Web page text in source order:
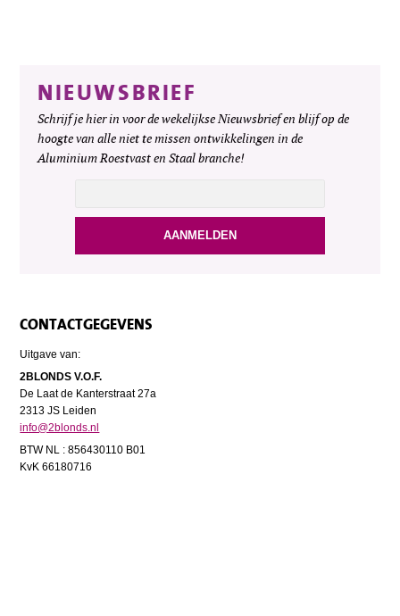
NIEUWSBRIEF
Schrijf je hier in voor de wekelijkse Nieuwsbrief en blijf op de
hoogte van alle niet te missen ontwikkelingen in de
Aluminium Roestvast en Staal branche!
CONTACTGEGEVENS
Uitgave van:
2BLONDS V.O.F.
De Laat de Kanterstraat 27a
2313 JS Leiden
info@2blonds.nl
BTW NL : 856430110 B01
KvK 66180716